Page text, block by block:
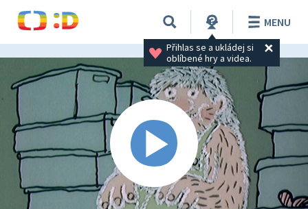
Přihlas se a ukládej si
oblíbené hry a videa.
MENU